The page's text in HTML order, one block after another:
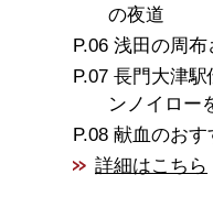
の夜道
浅田の周
長門大津
ンノイロー
献血のお
詳細はこちら